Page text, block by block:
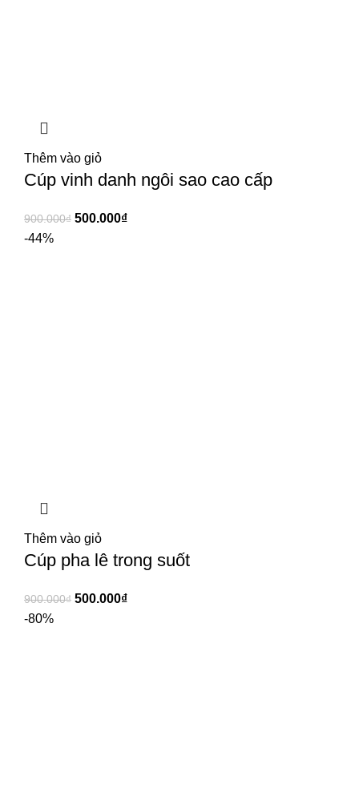
Thêm vào giỏ
Cúp vinh danh ngôi sao cao cấp
900.000₫ 500.000₫
-44%
Thêm vào giỏ
Cúp pha lê trong suốt
900.000₫ 500.000₫
-80%